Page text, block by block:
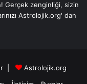
Gerçek zenginliği, sizin
Astrolojik.org' dan
|
Astrolojik.org